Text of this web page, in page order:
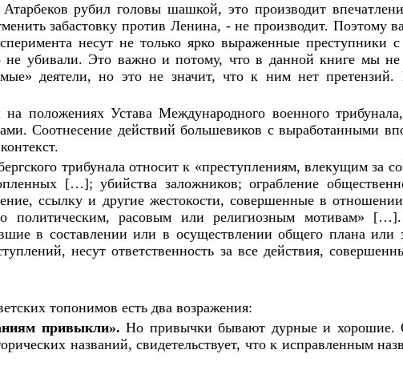
рубил головы шашкой, это производит
забастовку против Ленина, - не производит. Поэтому
несут не только ярко выраженные преступники
не убивали. Это важно и потому, что в данной книге мы
деятели, но это не значит, что к ним нет претензий.
на положениях Устава Международного военного
Соотнесение действий большевиков с выработанными
трибунала относит к «преступлениям, влекущим за
[…]; убийства заложников; ограбление
ссылку и другие жестокости, совершенные в
политическим, расовым или религиозным мотивам» […].
в составлении или в осуществлении общего плана
несут ответственность за все действия,
топонимов есть два возражения:
привыкли».Но привычки бывают дурные и хорошие.
названий, свидетельствует, что к исправленным